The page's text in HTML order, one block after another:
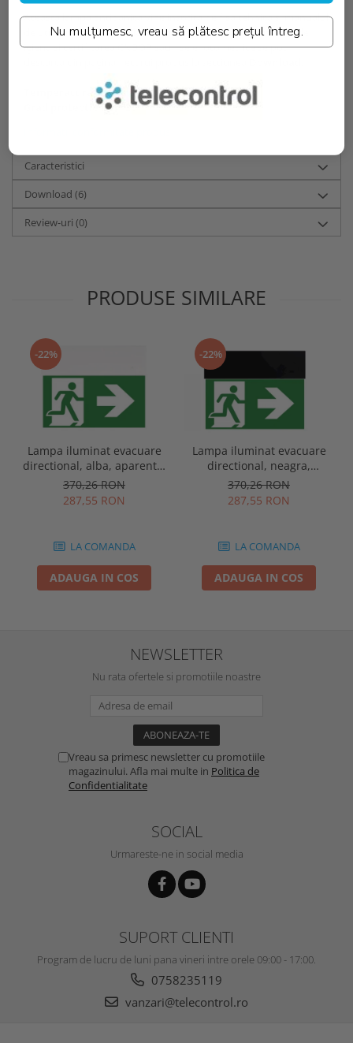
Aceasta lampa antipanica vine insotita de fisa tehnica si manualul
de utilizare in cutie. Declaratia de conformitate, certificatul de
igiena si certificarea CNBOP sau fisele fotometrice se pot
Temperatura culoare [K]:: 5000K
Grad protectie IP:IP20
Caracteristici
Download (6)
Review-uri (0)
PRODUSE SIMILARE
-22%
Lampa iluminat evacuare
directional, alba, aparenta,
3 ore, 3W, mentinut, test
automat, IP20, Intelight
90385
370,26 RON
287,55 RON
LA COMANDA
ADAUGA IN COS
-22%
Lampa iluminat evacuare
directional, neagra,
aparenta, 3 ore, 3W,
mentinut, test automat,
IP20, Intelight 90085
370,26 RON
287,55 RON
LA COMANDA
ADAUGA IN COS
NEWSLETTER
Nu rata ofertele si promotiile noastre
Vreau sa primesc newsletter cu promotiile
magazinului. Afla mai multe in Politica de
Confidentialitate
SOCIAL
Urmareste-ne in social media
SUPORT CLIENTI
Program de lucru de luni pana vineri intre orele 09:00 - 17:00.
0758235119
vanzari@telecontrol.ro
Nu mulțumesc, vreau să plătesc prețul întreg.